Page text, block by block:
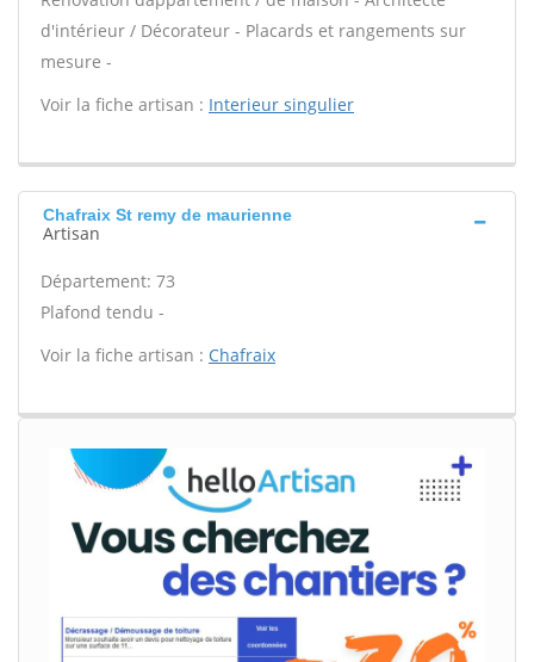
d'intérieur / Décorateur - Placards et rangements sur
mesure -
Voir la fiche artisan : Interieur singulier
Chafraix St remy de maurienne
Artisan
Département: 73
Plafond tendu -
Voir la fiche artisan : Chafraix